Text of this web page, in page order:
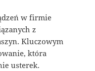
w firmie
z
Kluczowym
która
usterek.